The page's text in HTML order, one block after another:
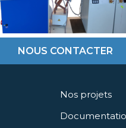
NOUS CONTACTER
Nos projets